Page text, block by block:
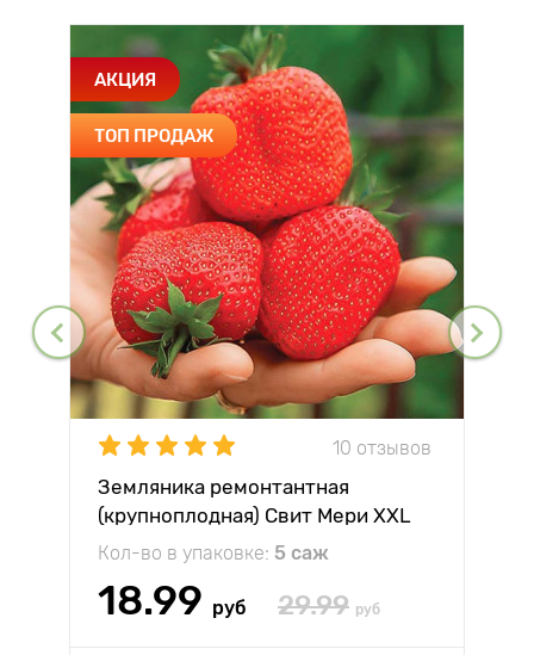
АКЦИЯ
ТОП ПРОДАЖ
10 отзывов
Земляника ремонтантная
(крупноплодная) Свит Мери XXL
Кол-во в упаковке: 5 саж
18.99 руб 29.99 руб